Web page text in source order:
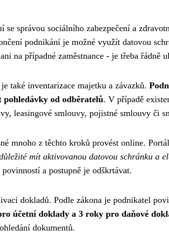
správou sociálního zabezpečení a
podnikání je možné využít datovou
na případné zaměstnance - je třeba
také inventarizace majetku a závazků.
od odběratelů. V případě
leasingové smlouvy, pojistné smlouvy či
mnoho z těchto kroků provést online.
mít aktivovanou datovou schránku a
a postupně je odškrtávat.
dokladů. Podle zákona je podnikatel
účetní doklady a 3 roky pro daňové
dokumentů.